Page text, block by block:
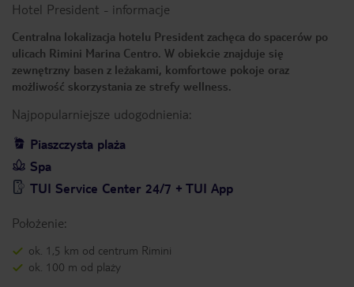
Hotel President - informacje
Centralna lokalizacja hotelu President zachęca do spacerów po
ulicach Rimini Marina Centro. W obiekcie znajduje się
zewnętrzny basen z leżakami, komfortowe pokoje oraz
możliwość skorzystania ze strefy wellness.
Najpopularniejsze udogodnienia:
Piaszczysta plaża
Spa
TUI Service Center 24/7 + TUI App
Położenie:
ok. 1,5 km od centrum Rimini
ok. 100 m od plaży